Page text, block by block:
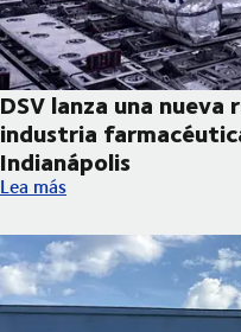
DSV lanza una
industria
Indianápolis
DSV lanza una nueva ruta
Lea más